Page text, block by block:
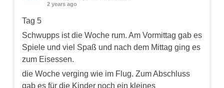
2 years ago
Tag 5
Schwupps ist die Woche rum. Am Vormittag gab es
Spiele und viel Spaß und nach dem Mittag ging es
zum Eisessen.
die Woche verging wie im Flug. Zum Abschluss
gab es für die Kinder noch ein kleines